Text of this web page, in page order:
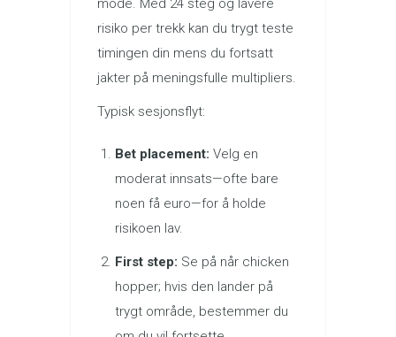
mode. Med 24 steg og lavere
risiko per trekk kan du trygt teste
timingen din mens du fortsatt
jakter på meningsfulle multipliers.
Typisk sesjonsflyt:
Bet placement: Velg en
moderat innsats—ofte bare
noen få euro—for å holde
risikoen lav.
First step: Se på når chicken
hopper; hvis den lander på
trygt område, bestemmer du